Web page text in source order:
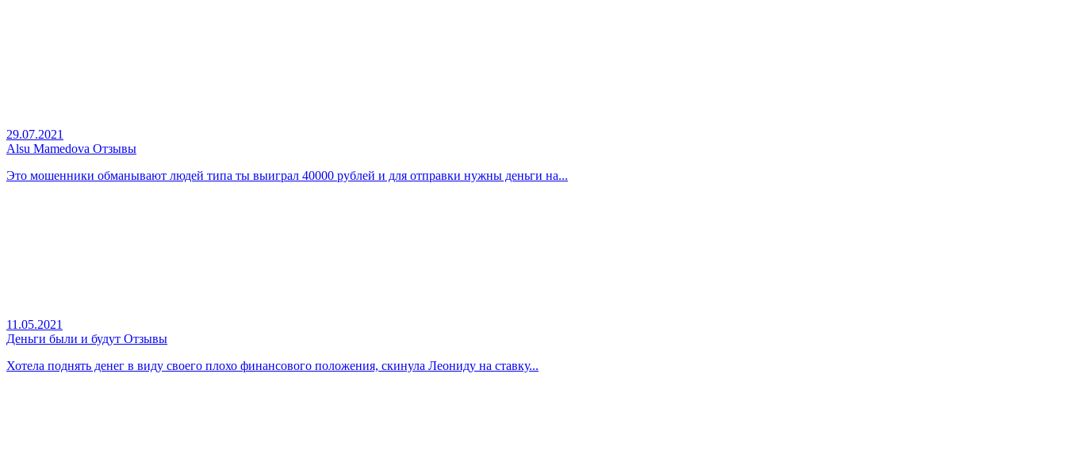
29.07.2021
Alsu Mamedova Отзывы
Это мошенники обманывают людей типа ты выиграл 40000 рублей и для отправки нужны деньги на...
11.05.2021
Деньги были и будут Отзывы
Хотела поднять денег в виду своего плохо финансового положения, скинула Леониду на ставку...